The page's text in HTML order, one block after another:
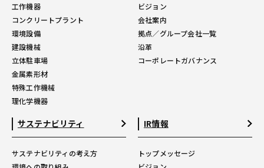
工作機器
コンクリートプラント
環境設備
建設機械
立体駐車場
金属素形材
特殊工作機械
理化学機器
ビジョン
会社案内
拠点／グループ会社一覧
沿革
コーポレートガバナンス
サステナビリティ
サステナビリティの考え方
IR情報
トップメッセージ